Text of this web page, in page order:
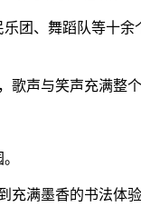
团、舞蹈队等十余
声与笑声充满整个
满墨香的书法体